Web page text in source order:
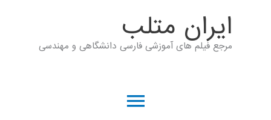
ايران متلب
مرجع فیلم های آموزشی فارسی دانشگاهی و مهندسی
فهرست